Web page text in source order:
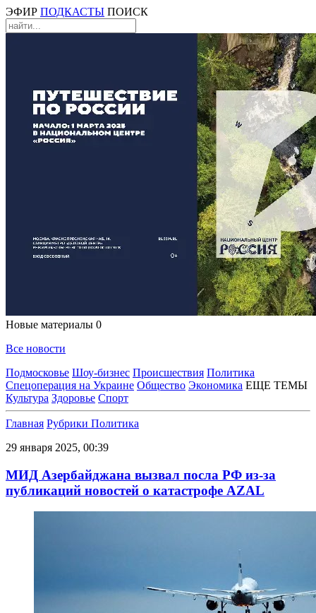
ЭФИР ПОДКАСТЫ ПОИСК
Новые материалы 0
Все новости
Подмосковье Шоу-бизнес Происшествия Политика
Спецоперация на Украине Общество Экономика ЕЩЕ ТЕМЫ
Культура Здоровье Спорт
Главная Рубрики Политика
29 января 2025, 00:39
МИД Азербайджана вызвал посла РФ из-за
публикаций новостей о катастрофе AZAL